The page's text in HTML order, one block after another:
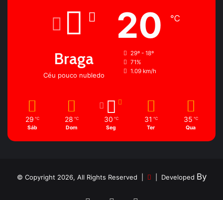
Braga
Céu pouco nubledo
20 ℃
29º - 18º
71%
1.09 km/h
29 ℃
Sáb
28 ℃
Dom
30 ℃
Seg
31 ℃
Ter
35 ℃
Qua
© Copyright 2026, All Rights Reserved | | Developed By